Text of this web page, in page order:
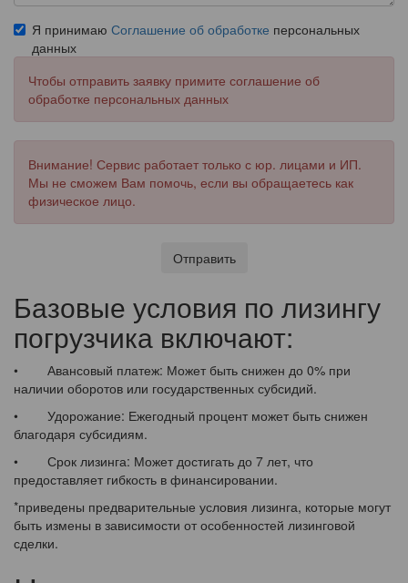
Я принимаю Соглашение об обработке персональных
данных
Чтобы отправить заявку примите соглашение об
обработке персональных данных
Внимание! Сервис работает только с юр. лицами и ИП.
Мы не сможем Вам помочь, если вы обращаетесь как
физическое лицо.
Отправить
Базовые условия по лизингу
погрузчика включают:
• Авансовый платеж: Может быть снижен до 0% при
наличии оборотов или государственных субсидий.
• Удорожание: Ежегодный процент может быть снижен
благодаря субсидиям.
• Срок лизинга: Может достигать до 7 лет, что
предоставляет гибкость в финансировании.
*приведены предварительные условия лизинга, которые могут
быть измены в зависимости от особенностей лизинговой
сделки.